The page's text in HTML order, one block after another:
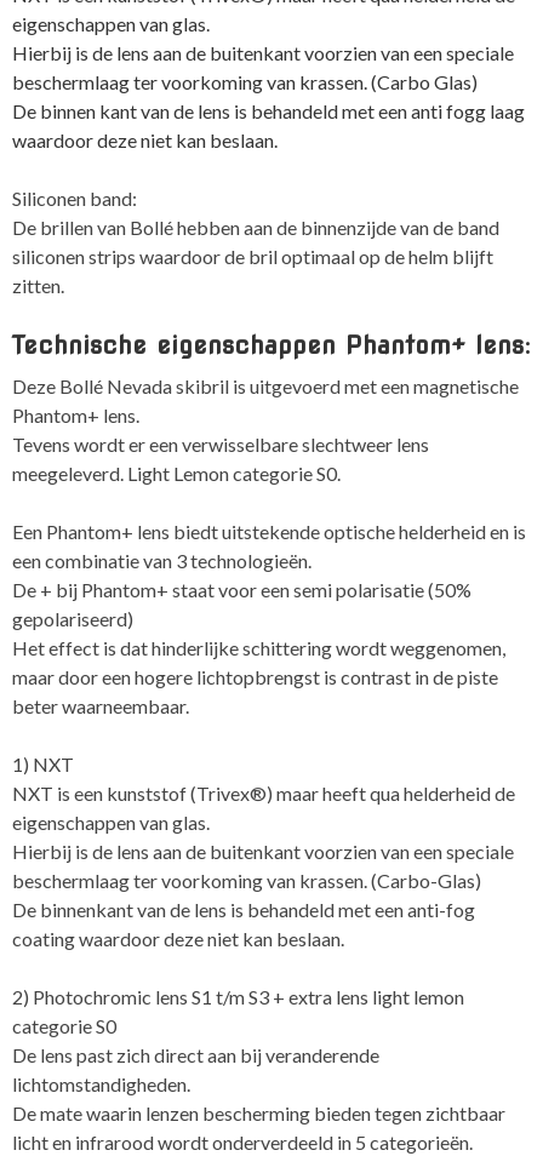
eigenschappen van glas.
Hierbij is de lens aan de buitenkant voorzien van een speciale
beschermlaag ter voorkoming van krassen. (Carbo Glas)
De binnen kant van de lens is behandeld met een anti fogg laag
waardoor deze niet kan beslaan.
Siliconen band:
De brillen van Bollé hebben aan de binnenzijde van de band
siliconen strips waardoor de bril optimaal op de helm blijft
zitten.
Technische eigenschappen Phantom+ lens:
Deze Bollé Nevada skibril is uitgevoerd met een magnetische
Phantom+ lens.
Tevens wordt er een verwisselbare slechtweer lens
meegeleverd. Light Lemon categorie S0.
Een Phantom+ lens biedt uitstekende optische helderheid en is
een combinatie van 3 technologieën.
De + bij Phantom+ staat voor een semi polarisatie (50%
gepolariseerd)
Het effect is dat hinderlijke schittering wordt weggenomen,
maar door een hogere lichtopbrengst is contrast in de piste
beter waarneembaar.
1) NXT
NXT is een kunststof (Trivex®) maar heeft qua helderheid de
eigenschappen van glas.
Hierbij is de lens aan de buitenkant voorzien van een speciale
beschermlaag ter voorkoming van krassen. (Carbo-Glas)
De binnenkant van de lens is behandeld met een anti-fog
coating waardoor deze niet kan beslaan.
2) Photochromic lens S1 t/m S3 + extra lens light lemon
categorie S0
De lens past zich direct aan bij veranderende
lichtomstandigheden.
De mate waarin lenzen bescherming bieden tegen zichtbaar
licht en infrarood wordt onderverdeeld in 5 categorieën.